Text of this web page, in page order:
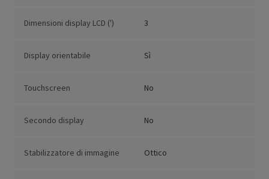
Dimensioni display LCD (') 3
Display orientabile Sì
Touchscreen No
Secondo display No
Stabilizzatore di immagine Ottico